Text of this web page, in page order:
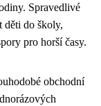
Spravedlivé
děti do školy,
pro horší časy.
obchodní